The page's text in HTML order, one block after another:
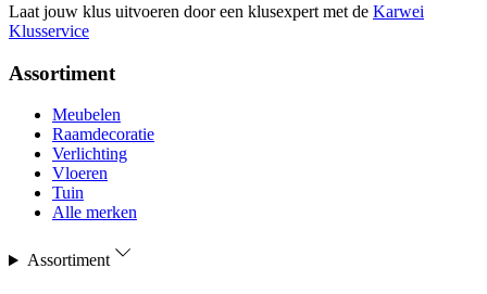
Laat jouw klus uitvoeren door een klusexpert met de Karwei
Klusservice
Assortiment
Meubelen
Raamdecoratie
Verlichting
Vloeren
Tuin
Alle merken
Assortiment